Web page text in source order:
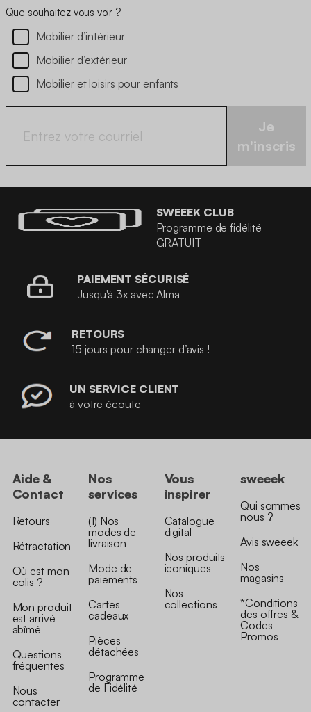
Que souhaitez vous voir ?
Mobilier d’intérieur
Mobilier d’extérieur
Mobilier et loisirs pour enfants
Je
m'inscris
SWEEEK CLUB
Programme de fidélité
GRATUIT
PAIEMENT SÉCURISÉ
Jusqu'à 3x avec Alma
RETOURS
15 jours pour changer d’avis !
UN SERVICE CLIENT
à votre écoute
Aide &
Contact
Retours
Rétractation
Où est mon
colis ?
Mon produit
est arrivé
abîmé
Questions
fréquentes
Nous
contacter
Nos
services
(1) Nos
modes de
livraison
Mode de
paiements
Cartes
cadeaux
Pièces
détachées
Programme
de Fidélité
Vous
inspirer
Catalogue
digital
Nos produits
iconiques
Nos
collections
sweeek
Qui sommes
nous ?
Avis sweeek
Nos
magasins
*Conditions
des offres &
Codes
Promos